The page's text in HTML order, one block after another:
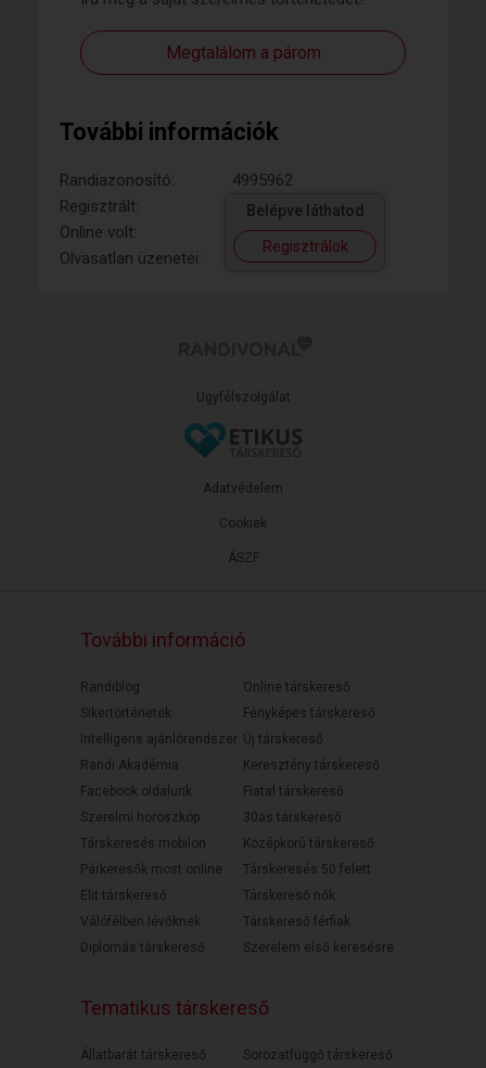
Megtalálom a párom
További információk
Randiazonosító:
4995962
Regisztrált:
Online volt:
Olvasatlan üzenetei:
Belépve láthatod
Regisztrálok
Ügyfélszolgálat
ÁSZF
Adatvédelem
Cookiek
További információ
Randiblog
Sikertörténetek
Intelligens ajánlórendszer
Randi Akadémia
Facebook oldalunk
Szerelmi horoszkóp
Társkeresés mobilon
Párkeresők most online
Elit társkereső
Válófélben lévőknek
Diplomás társkereső
Online társkereső
Fényképes társkereső
Új társkereső
Keresztény társkereső
Fiatal társkereső
30as társkereső
Középkorú társkereső
Társkeresés 50 felett
Társkereső nők
Társkereső férfiak
Szerelem első keresésre
Tematikus társkereső
Állatbarát társkereső
Sorozatfüggő társkereső